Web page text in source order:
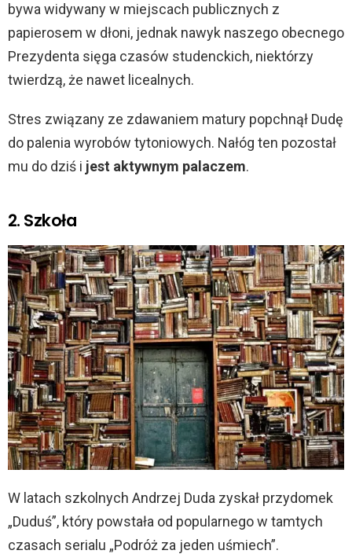
bywa widywany w miejscach publicznych z
papierosem w dłoni, jednak nawyk naszego obecnego
Prezydenta sięga czasów studenckich, niektórzy
twierdzą, że nawet licealnych.
Stres związany ze zdawaniem matury popchnął Dudę
do palenia wyrobów tytoniowych. Nałóg ten pozostał
mu do dziś i jest aktywnym palaczem.
2. Szkoła
W latach szkolnych Andrzej Duda zyskał przydomek
„Duduś”, który powstała od popularnego w tamtych
czasach serialu „Podróż za jeden uśmiech”.